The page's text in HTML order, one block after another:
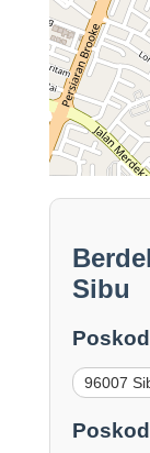
Sibu
96007